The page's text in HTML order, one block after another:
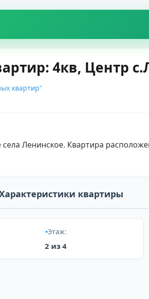
4кв, Центр
квартир"
квартиры
Этаж:
2 из 4